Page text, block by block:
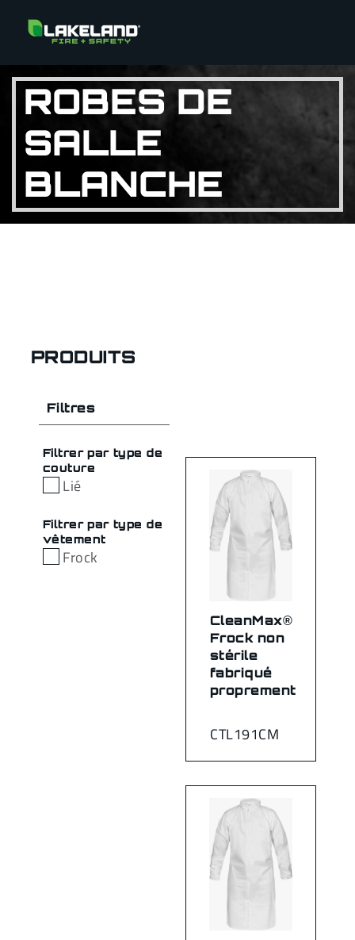
ROBES DE
SALLE
BLANCHE
PRODUITS
Filtres
Filtrer par type de
couture
Lié
Filtrer par type de
vêtement
Frock
CTL191CM
CleanMax®
Frock non
stérile
fabriqué
proprement